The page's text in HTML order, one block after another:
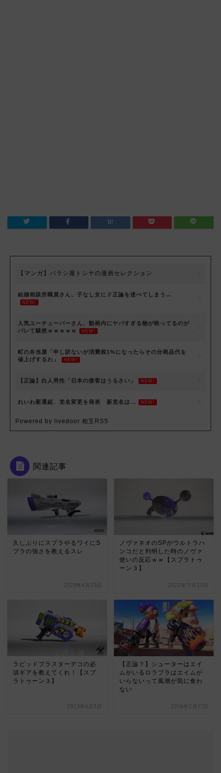
【マンガ】バラシ屋トシヤの漫画セレクション
結婚相談所職員さん、子なし女にド正論を述べてしまう…
NEW!
人気ユーチューバーさん、動画内にヤバすぎる物が映ってるのが
バレて騒然ｗｗｗｗｗ
NEW!
町の弁当屋「申し訳ないが消費税1%になったらその分商品代を
値上げするわ」
NEW!
【正論】白人男性「日本の接客はうるさい」 NEW!
れいわ新選組、党名変更を発表 新党名は... NEW!
Powered by livedoor 相互RSS
関連記事
久しぶりにスプラやるワイにS
ブラの強さを教えるスレ
2025年4月25日
ノヴァネオのSPがウルトラハ
ンコだと判明した時のノヴァ
使いの反応ｗｗ【スプラトゥ
ーン３】
2022年11月25日
ラピッドブラスターデコの必
須ギアを教えてくれ！【スプ
ラトゥーン３】
2023年6月3日
【正論？】シューターはエイ
ムがいるロラブラはエイムが
いらないって風潮が気に食わ
ない
2026年2月17日